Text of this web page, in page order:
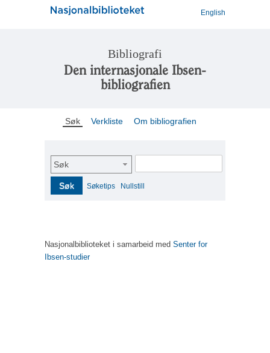
English
Bibliografi
Den internasjonale Ibsen-
bibliografien
Søk Verkliste Om bibliografien
Søk
Søk Søketips Nullstill
Nasjonalbiblioteket i samarbeid med Senter for
Ibsen-studier